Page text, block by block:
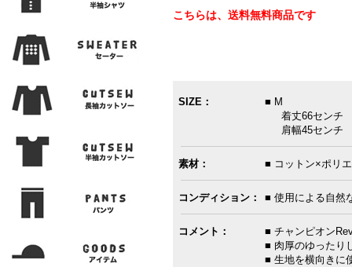
こちらは、送料無料商品です
SIZE：
■ M
着丈66センチ
肩幅45センチ
素材： ■ コットン×ポリ
コンディション： ■ 使用による自然
コメント：
■ チャンピオン
■ 肉厚のゆったり
■ 生地を横向きに